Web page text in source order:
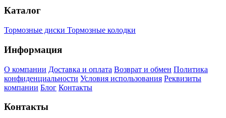
Каталог
Тормозные диски Тормозные колодки
Информация
О компании Доставка и оплата Возврат и обмен Политика
конфиденциальности Условия использования Реквизиты
компании Блог Контакты
Контакты